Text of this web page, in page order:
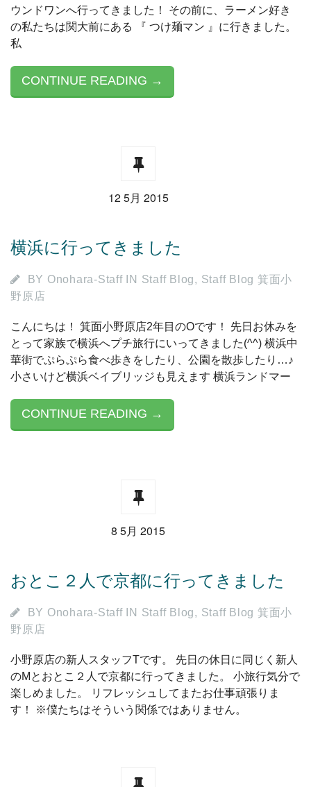
ウンドワンへ行ってきました！ その前に、ラーメン好き
の私たちは関大前にある 『 つけ麺マン 』に行きました。
私
CONTINUE READING →
12 5月 2015
横浜に行ってきました
BY Onohara-StaffIN Staff Blog, Staff Blog 箕面小
野原店
こんにちは！ 箕面小野原店2年目のOです！ 先日お休みを
とって家族で横浜へプチ旅行にいってきました(^^) 横浜中
華街でぷらぷら食べ歩きをしたり、公園を散歩したり…♪
小さいけど横浜ベイブリッジも見えます 横浜ランドマー
CONTINUE READING →
8 5月 2015
おとこ２人で京都に行ってきました
BY Onohara-StaffIN Staff Blog, Staff Blog 箕面小
野原店
小野原店の新人スタッフTです。 先日の休日に同じく新人
のMとおとこ２人で京都に行ってきました。 小旅行気分で
楽しめました。 リフレッシュしてまたお仕事頑張りま
す！ ※僕たちはそういう関係ではありません。